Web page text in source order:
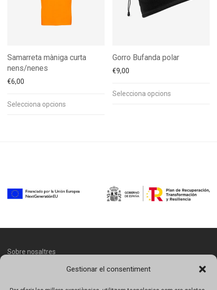
Gestionar el consentiment
Samarreta màniga curta
nens/nenes
€6,00
Selecciona opcions
Gorro Bufanda polar
€9,00
Selecciona opcions
Sobre nosaltres